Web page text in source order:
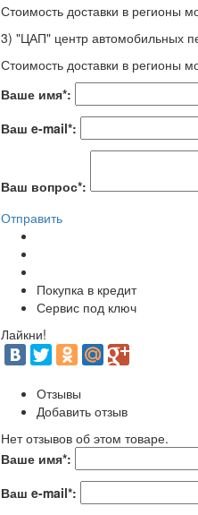
Стоимость доставки в регионы
3) "ЦАП" центр автомобильных
Стоимость доставки в регионы
Ваше имя*:
Ваш e-mail*:
Ваш вопрос*:
Отправить
Покупка в кредит
Сервис под ключ
Лайкни!
Отзывы
Добавить отзыв
Нет отзывов об этом товаре.
Ваше имя*:
Ваш e-mail*: